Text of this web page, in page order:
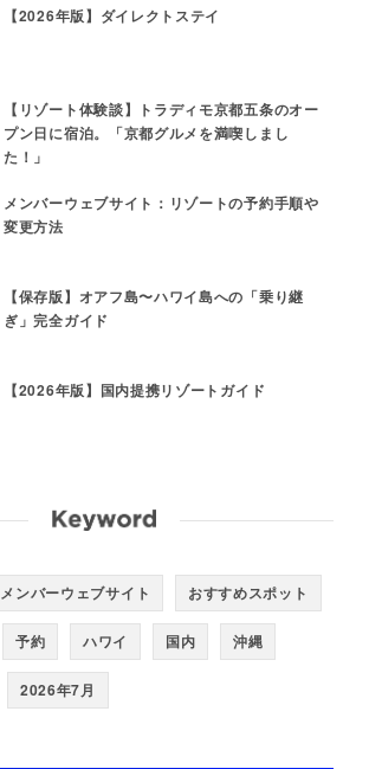
【2026年版】ダイレクトステイ
【リゾート体験談】トラディモ京都五条のオー
プン日に宿泊。「京都グルメを満喫しまし
た！」
メンバーウェブサイト：リゾートの予約手順や
変更方法
【保存版】オアフ島〜ハワイ島への「乗り継
ぎ」完全ガイド
【2026年版】国内提携リゾートガイド
メンバーウェブサイト おすすめスポット
予約 ハワイ 国内 沖縄
2026年7月